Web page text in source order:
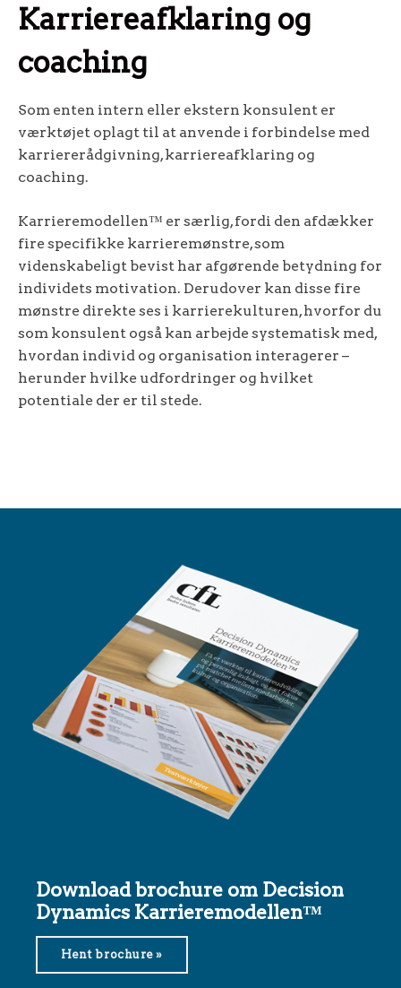
Karriereafklaring og
coaching
Som enten intern eller ekstern konsulent er
værktøjet oplagt til at anvende i forbindelse med
karriererådgivning, karriereafklaring og
coaching.
Karrieremodellen™ er særlig, fordi den afdækker
fire specifikke karrieremønstre, som
videnskabeligt bevist har afgørende betydning for
individets motivation. Derudover kan disse fire
mønstre direkte ses i karrierekulturen, hvorfor du
som konsulent også kan arbejde systematisk med,
hvordan individ og organisation interagerer –
herunder hvilke udfordringer og hvilket
potentiale der er til stede.
Download brochure om Decision
Dynamics Karrieremodellen™
Hent brochure »